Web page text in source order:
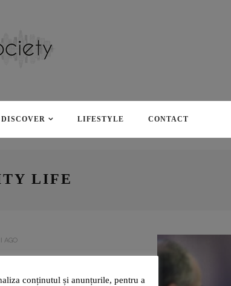
DISCOVER LIFESTYLE CONTACT
LIFE
AGO
conținutul și anunțurile, pentru a